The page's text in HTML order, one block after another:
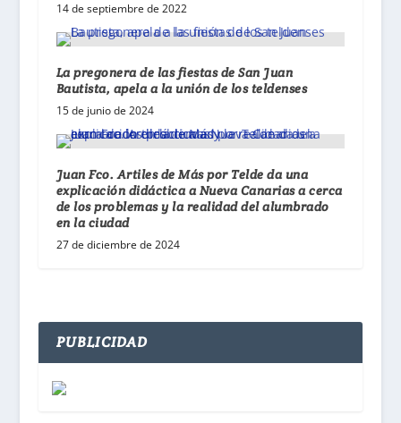
14 de septiembre de 2022
La pregonera de las fiestas de San Juan
Bautista, apela a la unión de los teldenses
15 de junio de 2024
Juan Fco. Artiles de Más por Telde da una
explicación didáctica a Nueva Canarias a cerca
de los problemas y la realidad del alumbrado
en la ciudad
27 de diciembre de 2024
PUBLICIDAD